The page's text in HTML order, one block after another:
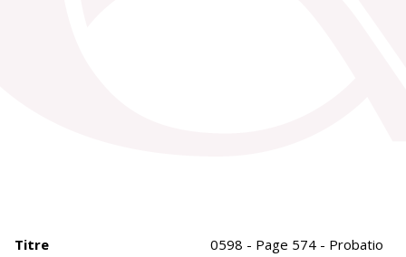
Titre
0598 - Page 574 - Probatio